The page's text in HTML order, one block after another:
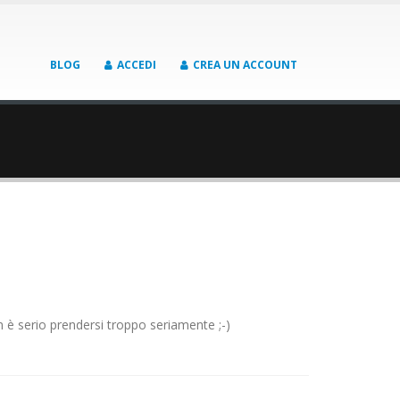
BLOG ACCEDI CREA UN ACCOUNT
serio prendersi troppo seriamente ;-)